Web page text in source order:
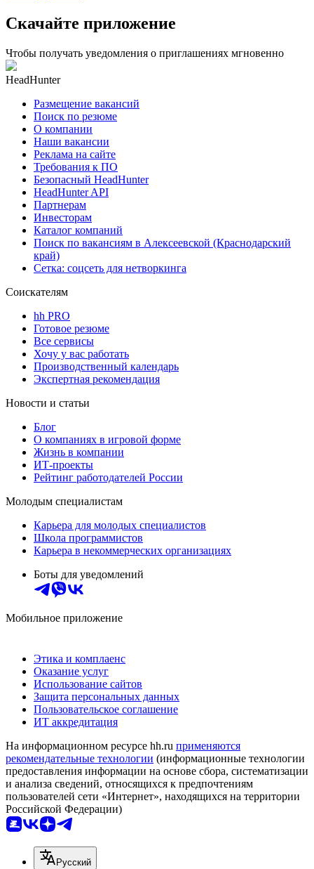
Скачайте приложение
Чтобы получать уведомления о приглашениях мгновенно
HeadHunter
Размещение вакансий
Поиск по резюме
О компании
Наши вакансии
Реклама на сайте
Требования к ПО
Безопасный HeadHunter
HeadHunter API
Партнерам
Инвесторам
Каталог компаний
Поиск по вакансиям в Алексеевской (Краснодарский
край)
Сетка: соцсеть для нетворкинга
Соискателям
hh PRO
Готовое резюме
Все сервисы
Хочу у вас работать
Производственный календарь
Экспертная рекомендация
Новости и статьи
Блог
О компаниях в игровой форме
Жизнь в компании
ИТ-проекты
Рейтинг работодателей России
Молодым специалистам
Карьера для молодых специалистов
Школа программистов
Карьера в некоммерческих организациях
Боты для уведомлений
Мобильное приложение
Этика и комплаенс
Оказание услуг
Использование сайтов
Защита персональных данных
Пользовательское соглашение
ИТ аккредитация
На информационном ресурсе hh.ru применяются
рекомендательные технологии (информационные технологии
предоставления информации на основе сбора, систематизации
и анализа сведений, относящихся к предпочтениям
пользователей сети «Интернет», находящихся на территории
Российской Федерации)
Русский